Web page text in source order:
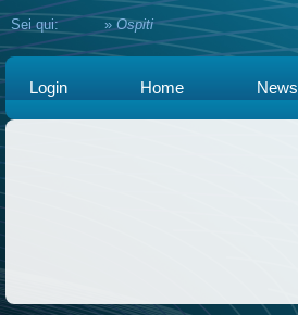
Sei qui:Home »Ospiti
Login Home News